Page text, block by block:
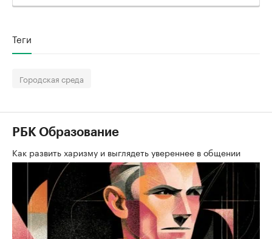
Теги
Городская среда
РБК Образование
Как развить харизму и выглядеть увереннее в общении